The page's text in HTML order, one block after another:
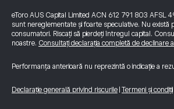
eToro AUS Capital Limited ACN 612 791 803 AFSL
sunt nereglementate și foarte speculative. Nu există
consumatori. Riscați să pierdeți întregul capital.
noastre. Consultați declarația completă de declinare
Performanța anterioară nu reprezintă o indicație a
Declarație generală privind riscurile Termeni și condiții